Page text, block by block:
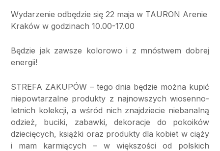
Wydarzenie odbędzie się 22 maja w TAURON Arenie
Kraków w godzinach 10.00-17.00
Będzie jak zawsze kolorowo i z mnóstwem dobrej
energii!
STREFA ZAKUPÓW – tego dnia będzie można kupić
niepowtarzalne produkty z najnowszych wiosenno-
letnich kolekcji, a wśród nich znajdziecie niebanalną
odzież, buciki, zabawki, dekoracje do pokoików
dziecięcych, książki oraz produkty dla kobiet w ciąży
i mam karmiących – w większości od polskich